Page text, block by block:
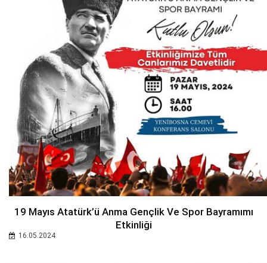
19 Mayıs Atatürk’ü Anma Gençlik Ve Spor Bayramımı
Etkinliği
16.05.2024